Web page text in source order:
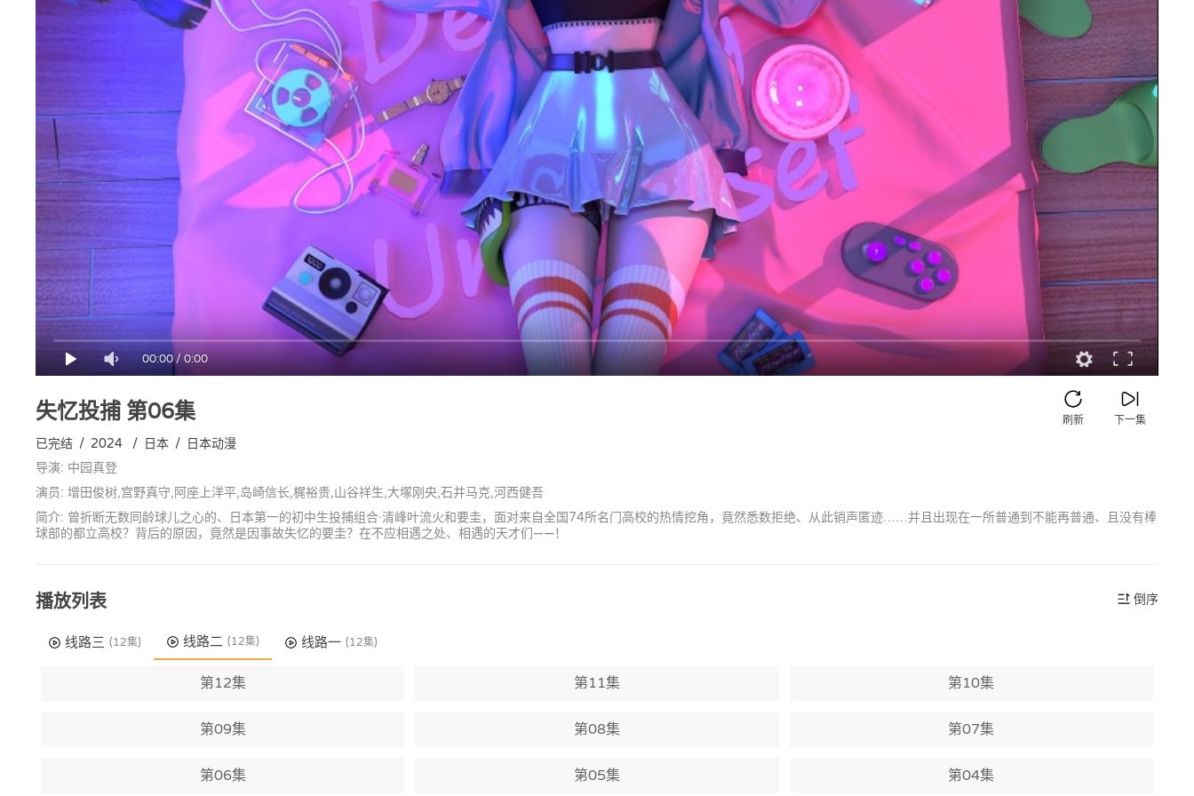
00:00/0:00
失忆投捕 第06集 下一集
刷新
已完结 / 2024 / 日本 / 日本动漫
导演: 中园真登
演员: 增田俊树,宫野真守,阿座上洋平,岛崎信长,梶裕贵,山谷祥生,大塚刚央,石井马克,河西健吾
简介: 曾折断无数同龄球儿之心的、日本第一的初中生投捕组合·清峰叶流火和要圭，面对来自全国74所名门高校的热情挖角，竟然悉数拒绝、从此销声匿迹……并且出现在一所普通到不能再普通、且没有棒
球部的都立高校？背后的原因，竟然是因事故失忆的要圭？在不应相遇之处、相遇的天才们——！
播放列表 倒序
线路三 (12集) 线路二 (12集) 线路一 (12集)
第12集 第11集 第10集
第09集 第08集 第07集
第06集 第05集 第04集